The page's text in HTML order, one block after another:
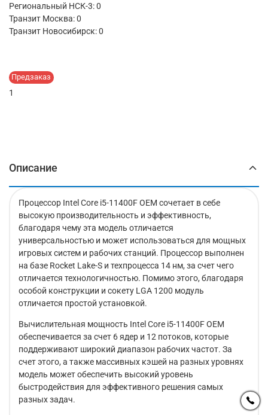
Предзаказ
Региональный НСК-3: 0
Транзит Москва:0
Транзит Новосибирск:0
1
Описание
Процессор Intel Core i5-11400F OEM сочетает в себе
высокую производительность и эффективность,
благодаря чему эта модель отличается
универсальностью и может использоваться для мощных
игровых систем и рабочих станций. Процессор выполнен
на базе Rocket Lake-S и техпроцесса 14 нм, за счет чего
отличается технологичностью. Помимо этого, благодаря
особой конструкции и сокету LGA 1200 модуль
отличается простой установкой.
Вычислительная мощность Intel Core i5-11400F OEM
обеспечивается за счет 6 ядер и 12 потоков, которые
поддерживают широкий диапазон рабочих частот. За
счет этого, а также массивных кэшей на разных уровнях
модель может обеспечить высокий уровень
быстродействия для эффективного решения самых
разных задач.